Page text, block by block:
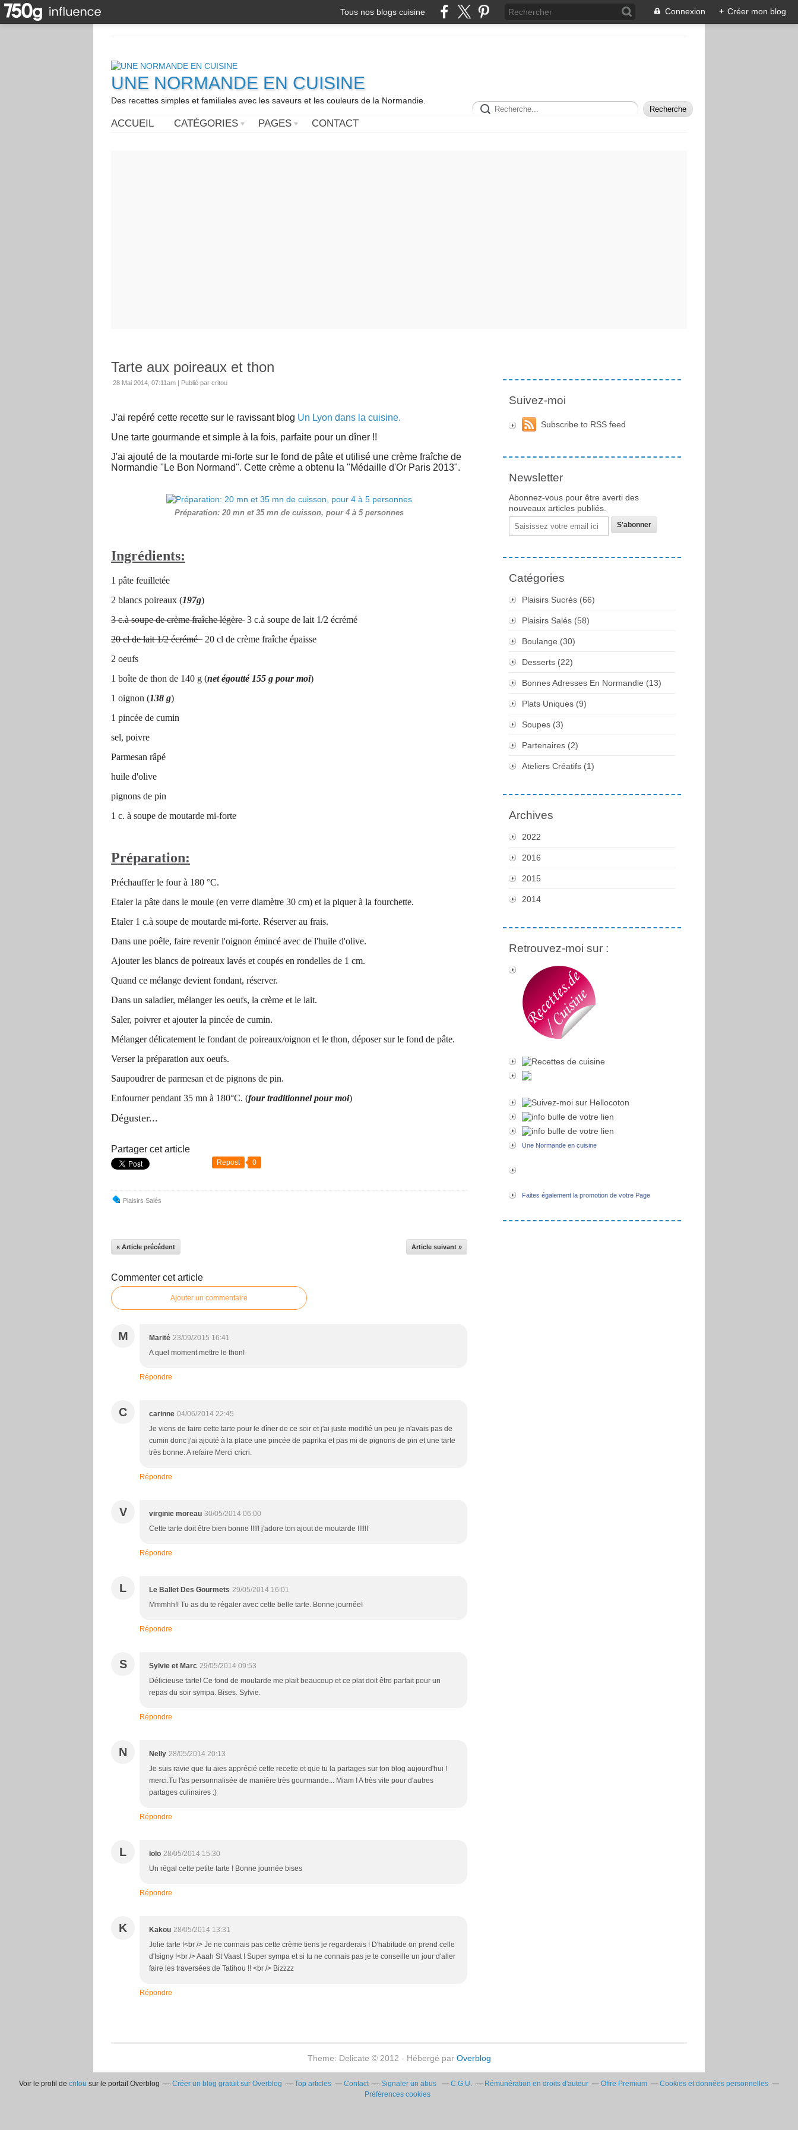
Tous nos blogs cuisine Connexion + Créer mon blog
UNE NORMANDE EN CUISINE
Des recettes simples et familiales avec les saveurs et les couleurs de la Normandie.
ACCUEIL CATÉGORIES PAGES CONTACT
Tarte aux poireaux et thon
28 Mai 2014, 07:11am Publié par critou
J'ai repéré cette recette sur le ravissant blog Un Lyon dans la cuisine.
Une tarte gourmande et simple à la fois, parfaite pour un dîner !!
J'ai ajouté de la moutarde mi-forte sur le fond de pâte et utilisé une crème fraîche de
Normandie "Le Bon Normand". Cette crème a obtenu la "Médaille d'Or Paris 2013".
Préparation: 20 mn et 35 mn de cuisson, pour 4 à 5 personnes
Ingrédients:
1 pâte feuilletée
2 blancs poireaux (197g)
3 c.à soupe de crème fraîche légère 3 c.à soupe de lait 1/2 écrémé
20 cl de lait 1/2 écrémé 20 cl de crème fraîche épaisse
2 oeufs
1 boîte de thon de 140 g (net égoutté 155 g pour moi)
1 oignon (138 g)
1 pincée de cumin
sel, poivre
Parmesan râpé
huile d'olive
pignons de pin
1 c. à soupe de moutarde mi-forte
Préparation:
Préchauffer le four à 180 °C.
Etaler la pâte dans le moule (en verre diamètre 30 cm) et la piquer à la fourchette.
Etaler 1 c.à soupe de moutarde mi-forte. Réserver au frais.
Dans une poêle, faire revenir l'oignon émincé avec de l'huile d'olive.
Ajouter les blancs de poireaux lavés et coupés en rondelles de 1 cm.
Quand ce mélange devient fondant, réserver.
Dans un saladier, mélanger les oeufs, la crème et le lait.
Saler, poivrer et ajouter la pincée de cumin.
Mélanger délicatement le fondant de poireaux/oignon et le thon, déposersur le fond de pâte.
Verser la préparation aux oeufs.
Saupoudrer de parmesan et de pignons de pin.
Enfourner pendant 35 mn à 180°C. (four traditionnel pour moi)
Déguster...
Partager cet article
Repost 0
Plaisirs Salés
« Article précédent Article suivant »
Commenter cet article
Ajouter un commentaire
M Marité 23/09/2015 16:41
A quel moment mettre le thon!
Répondre
C carinne 04/06/2014 22:45
Je viens de faire cette tarte pour le dîner de ce soir et j'ai juste modifié un peu je n'avais pas de
cumin donc j'ai ajouté à la place une pincée de paprika et pas mi de pignons de pin et une tarte
très bonne. A refaire Merci cricri.
Répondre
V virginie moreau 30/05/2014 06:00
Cette tarte doit être bien bonne !!!!! j'adore ton ajout de moutarde !!!!!!
Répondre
L Le Ballet Des Gourmets 29/05/2014 16:01
Mmmhh!! Tu as du te régaler avec cette belle tarte. Bonne journée!
Répondre
S Sylvie et Marc 29/05/2014 09:53
Délicieuse tarte! Ce fond de moutarde me plait beaucoup et ce plat doit être parfait pour un
repas du soir sympa. Bises. Sylvie.
Répondre
N Nelly 28/05/2014 20:13
Je suis ravie que tu aies apprécié cette recette et que tu la partages sur ton blog aujourd'hui !
merci.Tu l'as personnalisée de manière très gourmande... Miam ! A très vite pour d'autres
partages culinaires :)
Répondre
L lolo 28/05/2014 15:30
Un régal cette petite tarte ! Bonne journée bises
Répondre
K Kakou 28/05/2014 13:31
Jolie tarte !<br /> Je ne connais pas cette crème tiens je regarderais ! D'habitude on prend celle
d'Isigny !<br /> Aaah St Vaast ! Super sympa et si tu ne connais pas je te conseille un jour d'aller
faire les traversées de Tatihou !! <br /> Bizzzz
Répondre
Suivez-moi
Subscribe to RSS feed
Newsletter
Abonnez-vous pour être averti des
nouveaux articles publiés.
Email
Catégories
Plaisirs Sucrés (66)
Plaisirs Salés (58)
Boulange (30)
Desserts (22)
Bonnes Adresses En Normandie (13)
Plats Uniques (9)
Soupes (3)
Partenaires (2)
Ateliers Créatifs (1)
Archives
2022
2016
2015
2014
Retrouvez-moi sur :
Une Normande en cuisine
Faites également la promotion de votre Page
Theme: Delicate © 2012 - Hébergé par Overblog
Voir le profil de critou sur le portail Overblog Créer un blog gratuit sur Overblog Top articles Contact Signaler un abus C.G.U. Rémunération en droits d'auteur Offre Premium
Cookies et données personnelles
Préférences cookies